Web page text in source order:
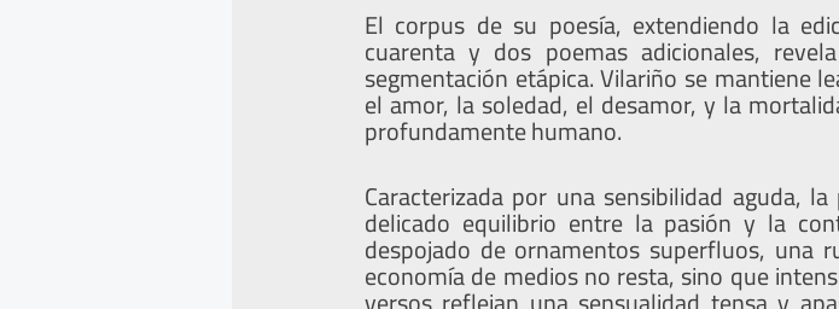
El corpus de su poesía, extendiendo la
cuarenta y dos poemas adicionales,
segmentación etápica. Vilariño se mantiene
el amor, la soledad, el desamor, y la
profundamente humano.
Caracterizada por una sensibilidad aguda,
delicado equilibrio entre la pasión y la
despojado de ornamentos superfluos, una
economía de medios no resta, sino que